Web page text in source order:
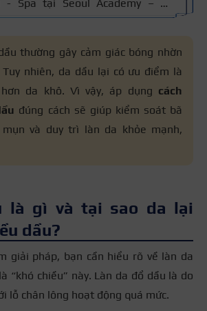
- Spa tại Seoul Academy – Hệ
Đào tạo Thẩm mỹ Quốc tế với
Sóc Da, chứng chỉ thẩm mỹ
Thụy Sỹ 2011, chứng chỉ
sâu Body Cibtac Singapore,
giám khảo Hiệp hội ngành làm
Asian.
thường gây cảm giác bóng nhờn
nhiên, da dầu lại có ưu điểm là
da khô. Vì vậy, áp dụng cách
đúng cách sẽ giúp kiểm soát bã
và duy trì làn da khỏe mạnh,
là gì và tại sao da lại
dầu?
giải pháp, bạn cần hiểu rõ về làn da
“khó chiều” này. Làn da đổ dầu là do
lỗ chân lông hoạt động quá mức.